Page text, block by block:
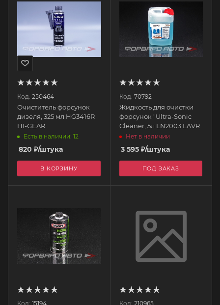
Код: 250464
Очиститель форсунок
дизеля, 325 мл HG3416R
HI-GEAR
Есть в наличии: 12
820 ₽/штука
В КОРЗИНУ
Код: 70792
Жидкость для очистки
форсунок "Ultra-Sonic
Cleaner, 5л LN2003 LAVR
Нет в наличии
3 595₽/штука
ПОД ЗАКАЗ
Код: 15194 Код: 210965